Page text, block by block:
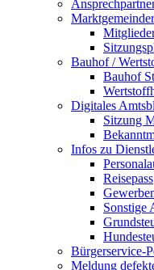
Bauhof /
Bauhof
Digitales
Sitzung
Infos zu
Reisepass
Sonstige
Bürgerservice-
Meldung